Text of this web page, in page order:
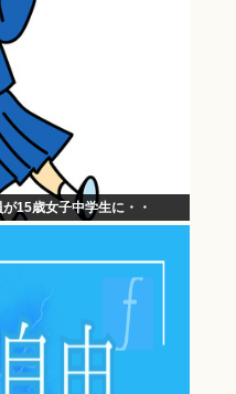
15歳女子中学生に・・